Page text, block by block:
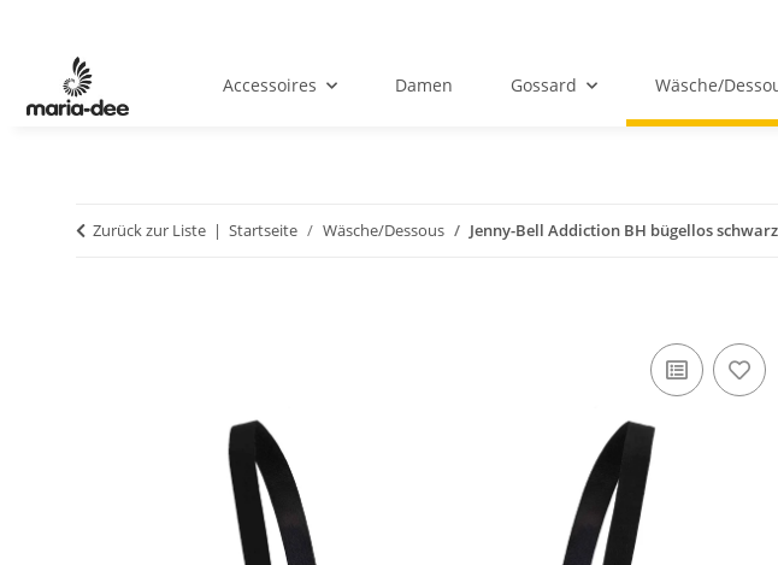
Accessoires Damen Gossard Wäsche/
Zurück zur Liste Startseite Wäsche/Dessous Jenny-Bell Addiction BH bügellos schwarz